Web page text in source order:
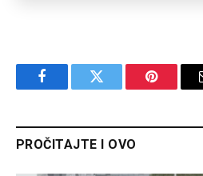
FacebookTwitter Pinterest
PROČITAJTE I OVO